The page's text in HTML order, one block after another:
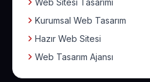
Web Sitesi Tasarımı
Kurumsal Web Tasarım
Hazır Web Sitesi
Web Tasarım Ajansı